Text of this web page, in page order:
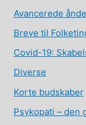
Avancerede
Breve til
Covid-19:
Diverse
Korte budskaber
Psykopati – den